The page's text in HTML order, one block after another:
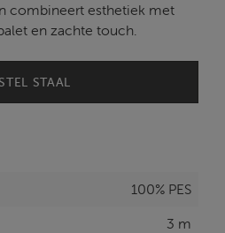
combineert esthetiek met
en zachte touch.
STAAL
100% PES
3 m